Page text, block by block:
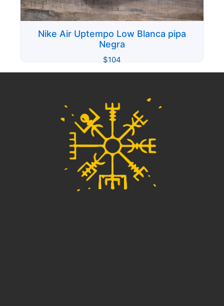
Nike Air Uptempo Low Blanca pipa
Negra
$104